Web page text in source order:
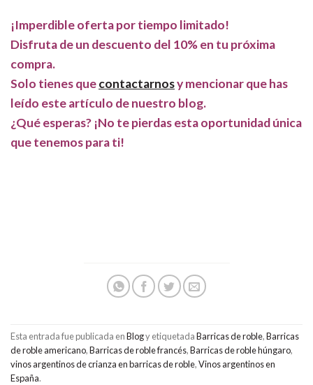
¡Imperdible oferta por tiempo limitado!
Disfruta de un descuento del 10% en tu próxima
compra.
Solo tienes quecontactarnosy mencionar que has
leído este artículo de nuestro blog.
¿Qué esperas? ¡No te pierdas esta oportunidad única
que tenemos para ti!
Esta entrada fue publicada enBlogy etiquetadaBarricas de roble,Barricas
de roble americano,Barricas de roble francés,Barricas de roble húngaro,
vinos argentinos de crianza en barricas de roble,Vinos argentinos en
España.